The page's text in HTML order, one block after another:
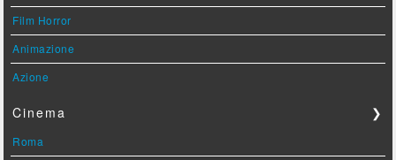
Film Horror
Animazione
Azione
Cinema ❯
Roma